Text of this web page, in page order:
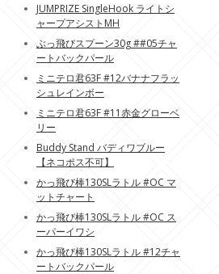
JUMPRIZE SingleHook ライトシ
ャープアシストMH
ぶっ飛びスプーン30g ##05チャ
ートバックパール
ミニテロ君63F #12バナナフラッ
シュレインボー
ミニテロ君63F #11赤金グローベ
リー
Buddy Stand バディワブルー
【ネコポス不可】
かっ飛び棒130SLラトル #OC マ
ットチャート
かっ飛び棒130SLラトル #OC ス
ーパーイワシ
かっ飛び棒130SLラトル #12チャ
ートバックパール